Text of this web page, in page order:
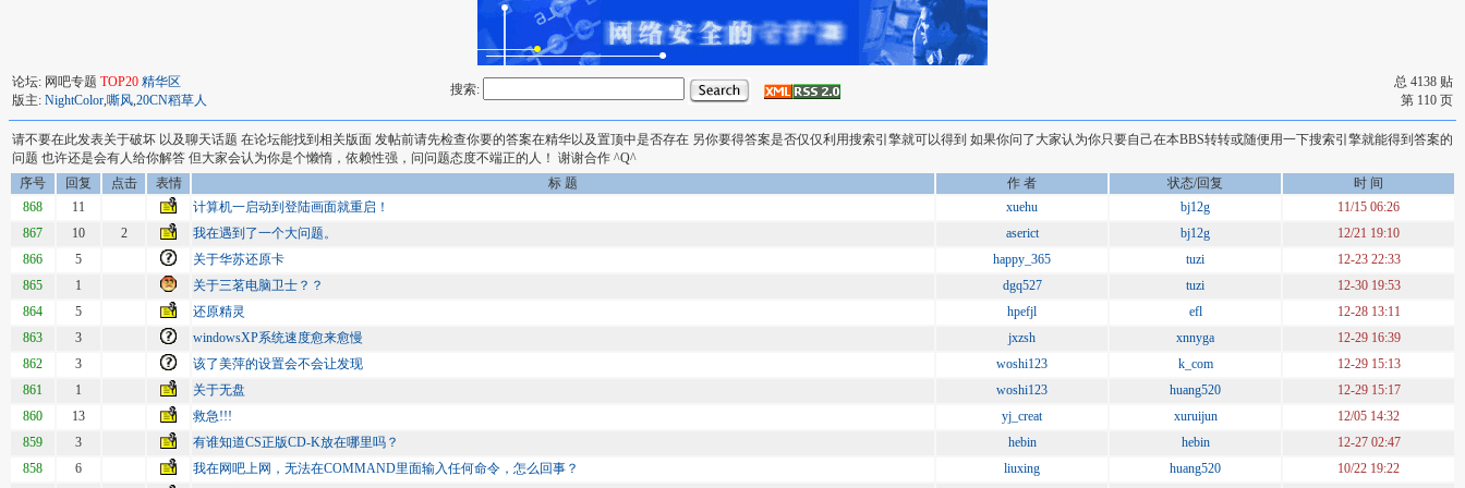
论坛: 网吧专题 TOP20 精华区
版主: NightColor,嘶风,20CN稻草人
搜索:
总 4138 贴
第 110 页
请不要在此发表关于破坏 以及聊天话题 在论坛能找到相关版面 发帖前请先检查你要的答案在精华以及置顶中是否存在 另你要得答案是否仅仅利用搜索引擎就可以得到 如果你问了大家认为你只要自己在本BBS转转或随便用一下搜索引擎就能得到答案的
问题 也许还是会有人给你解答 但大家会认为你是个懒惰，依赖性强，问问题态度不端正的人！ 谢谢合作 ^Q^
序号
回复 点击 表情 标 题 作 者 状态/回复
时 间
868
11 计算机一启动到登陆画面就重启！ xuehu bj12g
11/15 06:26
867
10 2 我在遇到了一个大问题。 aserict bj12g
12/21 19:10
866
5 关于华苏还原卡 happy_365 tuzi
12-23 22:33
865
1 关于三茗电脑卫士？？ dgq527 tuzi
12-30 19:53
864
5 还原精灵 hpefjl efl
12-28 13:11
863
3 windowsXP系统速度愈来愈慢 jxzsh xnnyga
12-29 16:39
862
3 该了美萍的设置会不会让发现 woshi123 k_com
12-29 15:13
861
1 关于无盘 woshi123 huang520
12-29 15:17
860
13 救急!!! yj_creat xuruijun
12/05 14:32
859
3 有谁知道CS正版CD-K放在哪里吗？ hebin hebin
12-27 02:47
858
6 我在网吧上网，无法在COMMAND里面输入任何命令，怎么回事？ liuxing huang520
10/22 19:22